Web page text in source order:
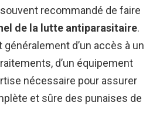
recommandé de faire
de la lutte antiparasitaire.
d’un accès à un
d’un équipement
nécessaire pour assurer
et sûre des punaises de